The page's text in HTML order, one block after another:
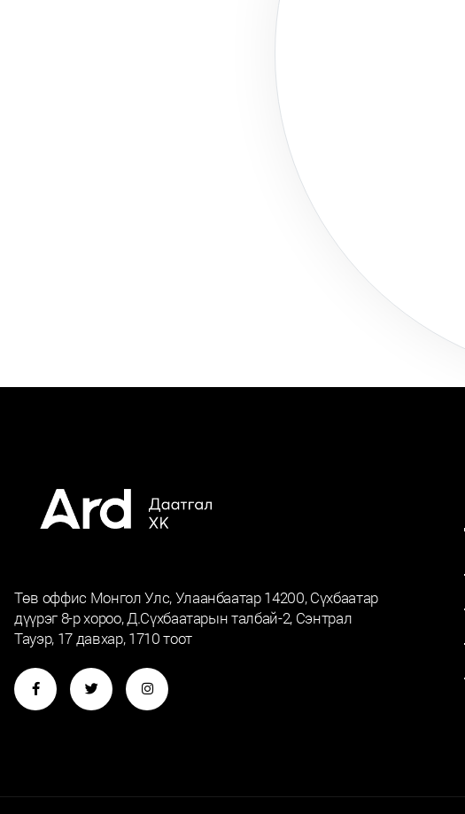
Төв оффис Монгол Улс, Улаанбаатар 14200, Сүхбаатар
дүүрэг 8-р хороо, Д.Сүхбаатарын талбай-2, Сэнтрал
Тауэр, 17 давхар, 1710 тоот